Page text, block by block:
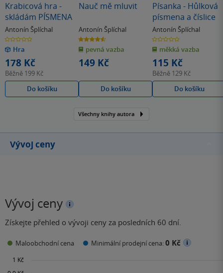
Krabicová hra -
skládám PÍSMENA
Antonín Šplíchal
0.0
z
5
hvězdiček
Hra
178 Kč
Běžně 199 Kč
Do košíku
Nauč mě mluvit
Antonín Šplíchal
4.6
z
5
hvězdiček
pevná vazba
149 Kč
Do košíku
Písanka - Hůlková
písmena a číslice
Antonín Šplíchal
0.0
z
5
hvězdiček
měkká vazba
115 Kč
Běžně 129 Kč
Do košíku
Všechny knihy autora
Vývoj ceny
Vývoj ceny
Získejte přehled o vývoji ceny za posledních 60 dní.
Maloobchodní cena Minimální prodejní cena:0 Kč